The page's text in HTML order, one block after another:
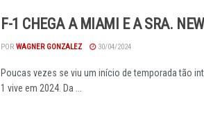
F-1 CHEGA A MIAMI E A SRA.
POR WAGNER GONZALEZ 30/04/2024
Poucas vezes se viu um início de temporada tão
1 vive em 2024. Da ...